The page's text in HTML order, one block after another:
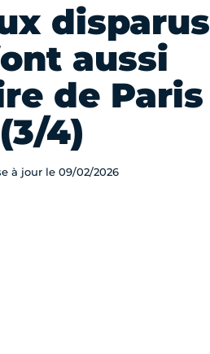
disparus
aussi
de Paris
(3/4)
à jour le 09/02/2026